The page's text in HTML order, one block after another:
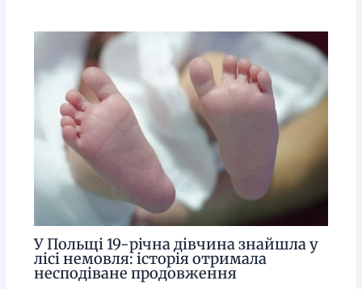
У Польщі 19-річна дівчина знайшла у
лісі немовля: історія отримала
несподіване продовження